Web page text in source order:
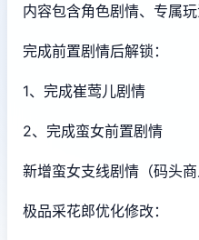
内容包含角色剧情、专属
完成前置剧情后解锁：
1、完成崔莺儿剧情
2、完成蛮女前置剧情
新增蛮女支线剧情（码头商
极品采花郎优化修改：